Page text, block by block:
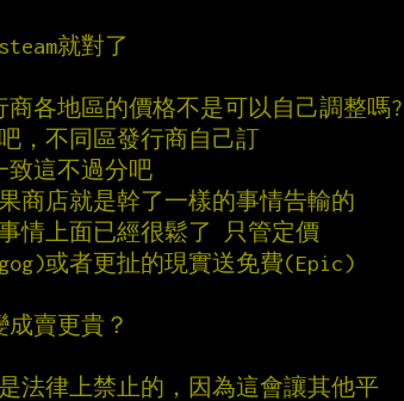
就對了
各地區的價格不是可以自己調整嗎?
，不同區發行商自己訂
這不過分吧
商店就是幹了一樣的事情告輸的
情上面已經很鬆了 只管定價
或者更扯的現實送免費(Epic)
賣更貴？
法律上禁止的，因為這會讓其他平